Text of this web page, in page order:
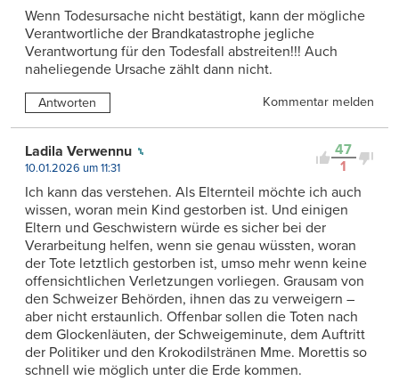
Wenn Todesursache nicht bestätigt, kann der mögliche
Verantwortliche der Brandkatastrophe jegliche
Verantwortung für den Todesfall abstreiten!!! Auch
naheliegende Ursache zählt dann nicht.
Antworten Kommentar melden
47
1
Ladila Verwennu
10.01.2026 um 11:31
Ich kann das verstehen. Als Elternteil möchte ich auch
wissen, woran mein Kind gestorben ist. Und einigen
Eltern und Geschwistern würde es sicher bei der
Verarbeitung helfen, wenn sie genau wüssten, woran
der Tote letztlich gestorben ist, umso mehr wenn keine
offensichtlichen Verletzungen vorliegen. Grausam von
den Schweizer Behörden, ihnen das zu verweigern –
aber nicht erstaunlich. Offenbar sollen die Toten nach
dem Glockenläuten, der Schweigeminute, dem Auftritt
der Politiker und den Krokodilstränen Mme. Morettis so
schnell wie möglich unter die Erde kommen.